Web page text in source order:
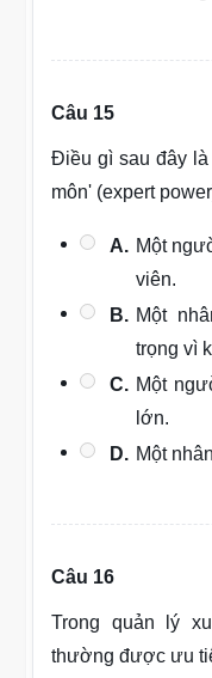
Câu 15
Điều gì sau đây
môn' (expert
A. Một
viên.
B. Một
trọng vì
C. Một
lớn.
D. Một
Câu 16
Trong quản lý
thường được ưu